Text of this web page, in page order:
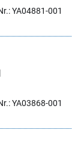
YA04881-001
YA03868-001